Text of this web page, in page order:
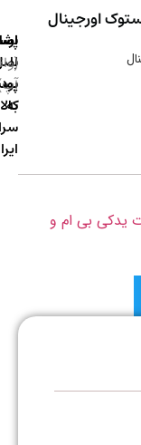
بی ام و
سراسر
اصالت
پشتیبانی
(واتس